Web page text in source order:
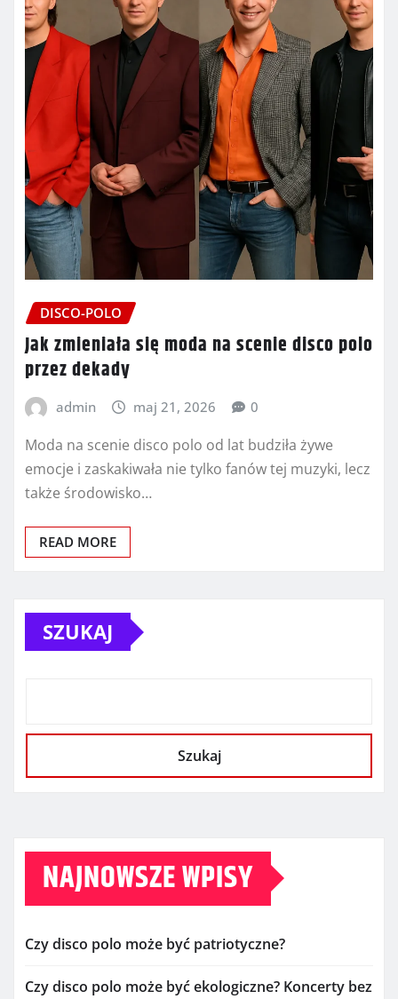
DISCO-POLO
Jak zmieniała się moda na scenie disco polo
przez dekady
admin maj 21, 2026 0
Moda na scenie disco polo od lat budziła żywe
emocje i zaskakiwała nie tylko fanów tej muzyki, lecz
także środowisko…
READ MORE
SZUKAJ
Szukaj
NAJNOWSZE WPISY
Czy disco polo może być patriotyczne?
Czy disco polo może być ekologiczne? Koncerty bez